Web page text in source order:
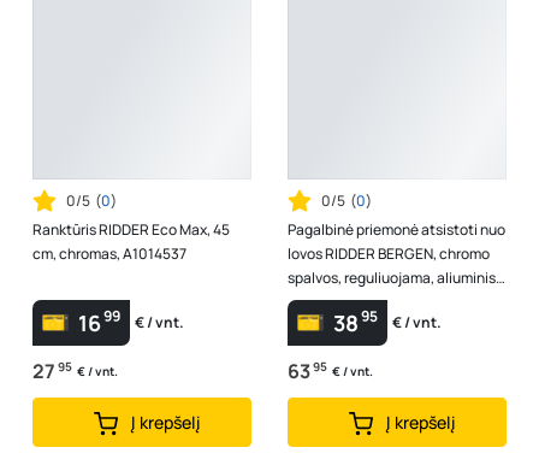
0/5 (0)
Ranktūris RIDDER Eco Max, 45
cm, chromas, A1014537
1699 € / vnt.
27 95 € / vnt.
Į krepšelį
0/5 (0)
Pagalbinė priemonė atsistoti nuo
lovos RIDDER BERGEN, chromo
spalvos, reguliuojama, aliuminis /
PP / PU / TPE, A313100
3895 € / vnt.
6395 € / vnt.
Į krepšelį